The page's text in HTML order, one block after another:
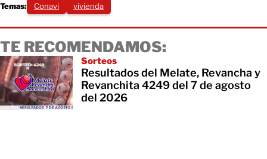
Temas: Conavi vivienda
TE RECOMENDAMOS:
Sorteos
Resultados del Melate, Revancha y
Revanchita 4249 del 7 de agosto
del 2026